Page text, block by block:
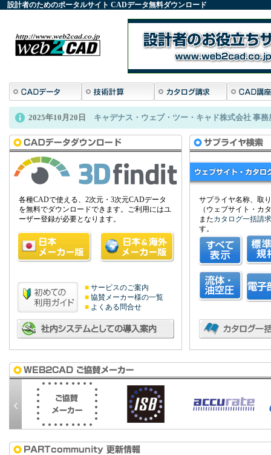
設計者のためのポータルサイト CADデータ無料ダウンロード
2022年12月12日 株式会社タカチ電機工業がフリーサイズケースの
各種CADで使える、2次元・3次元CADデータ
を無料でダウンロードできます。ご利用にはユ
ーザー登録が必要となります。
■ サービスのご案内
■ 協賛メーカー様の一覧
■ よくある問合せ
サプライヤ名称、取
（ウェブサイト・カ
またカタログ一括請求
す。
‹